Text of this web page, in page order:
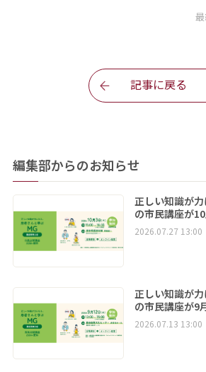
記事に戻る
編集部からのお知らせ
正しい知識が
の市民講座が
2026.07.27 13:00
正しい知識が
の市民講座が9
2026.07.13 13:00